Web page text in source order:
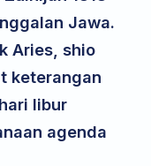
Jawa.
Aries, shio
keterangan
libur
agenda